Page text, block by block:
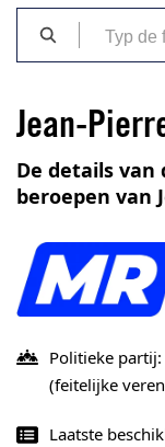
Jean-
De details
beroepen van
Politieke partij:
(feitelijke
Laatste